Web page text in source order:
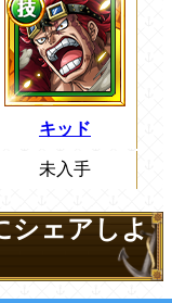
キッド
未入手
シェアしよ